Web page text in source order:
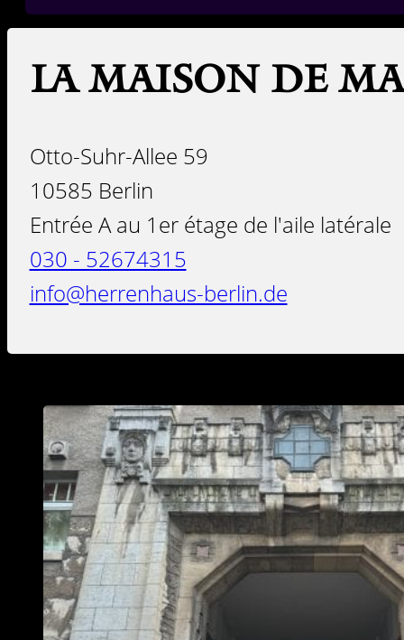
La maison de
Otto-Suhr-Allee 59
10585 Berlin
Entrée A au 1er étage de l'aile latérale
030 - 52674315
info@herrenhaus-berlin.de